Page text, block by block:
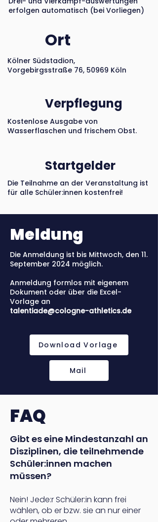
Ort
erfolgen automatisch (bei Vorliegen)
Kölner Südstadion,
Vorgebirgsstraße 76, 50969 Köln
Verpflegung
Kostenlose Ausgabe von
Wasserflaschen und frischem Obst.
Startgelder
Die Teilnahme an der Veranstaltung ist
für alle Schüler:innen kostenfrei!
Meldung
Die Anmeldung ist bis Mittwoch, den 11.
September 2024 möglich.
Anmeldung formlos mit eigenem
Dokument oder über die Excel-
Vorlage an
talentiade@cologne-athletics.de
Download Vorlage
Mail
FAQ
Gibt es eine Mindestanzahl an
Disziplinen, die teilnehmende
Schüler:innen machen
müssen?
Nein! Jede:r Schüler:in kann frei
wählen, ob er bzw. sie an nur einer